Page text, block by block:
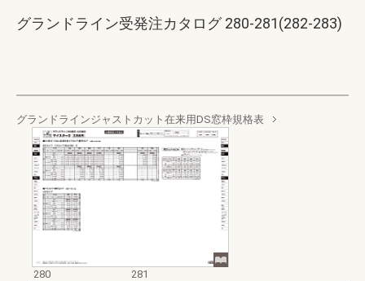
グランドライン受発注カタログ 280-281(282-283)
グランドラインジャストカット在来用DS窓枠規格表
280
281